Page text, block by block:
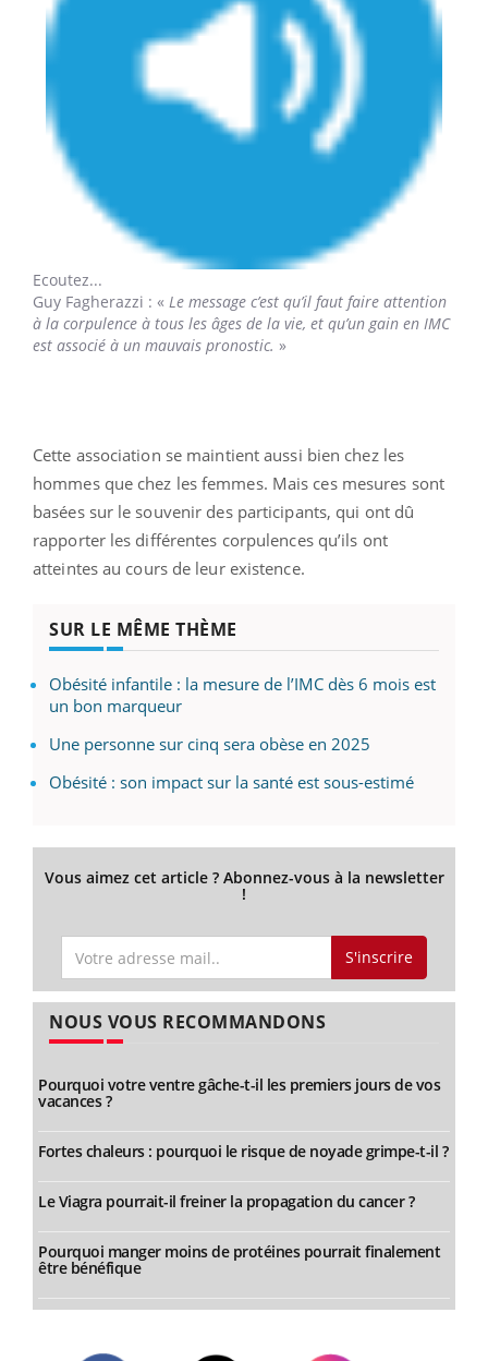
Ecoutez...
Guy Fagherazzi : « Le message c’est qu’il faut faire attention
à la corpulence à tous les âges de la vie, et qu’un gain en IMC
est associé à un mauvais pronostic. »
Cette association se maintient aussi bien chez les
hommes que chez les femmes. Mais ces mesures sont
basées sur le souvenir des participants, qui ont dû
rapporter les différentes corpulences qu’ils ont
atteintes au cours de leur existence.
SUR LE MÊME THÈME
Obésité infantile : la mesure de l’IMC dès 6 mois est
un bon marqueur
Une personne sur cinq sera obèse en 2025
Obésité : son impact sur la santé est sous-estimé
Vous aimez cet article ? Abonnez-vous à la newsletter
!
S'inscrire
NOUS VOUS RECOMMANDONS
Pourquoi votre ventre gâche-t-il les premiers jours de vos
vacances ?
Fortes chaleurs : pourquoi le risque de noyade grimpe-t-il ?
Le Viagra pourrait-il freiner la propagation du cancer ?
Pourquoi manger moins de protéines pourrait finalement
être bénéfique